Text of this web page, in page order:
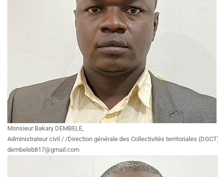
Monsieur Bakary DEMBELE,
Administrateur civil / /Direction générale des Collectivités territoriales
dembeleb817@gmail.com